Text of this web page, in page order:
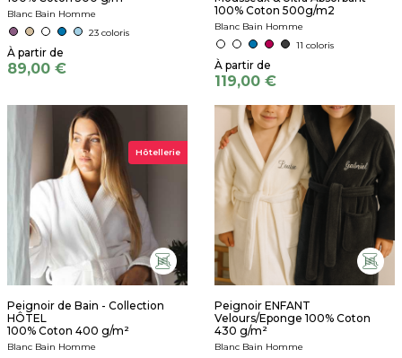
Blanc Bain Homme
23 coloris
89,00 €
100% Coton 500g/m2
Blanc Bain Homme
11 coloris
119,00 €
Hôtellerie
Peignoir de Bain - Collection
HÔTEL
100% Coton 400 g/m²
Blanc Bain Homme
Peignoir ENFANT
Velours/Eponge 100% Coton
430 g/m²
Blanc Bain Homme